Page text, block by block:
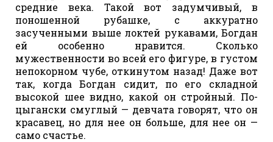
средние века. Такой вот задумчивый, в
поношенной рубашке, с аккуратно
засученными выше локтей рукавами, Богдан
ей особенно нравится. Сколько
мужественности во всей его фигуре, в густом
непокорном чубе, откинутом назад! Даже вот
так, когда Богдан сидит, по его складной
высокой шее видно, какой он стройный. По-
цыгански смуглый — девчата говорят, что он
красавец, но для нее он больше, для нее он —
само счастье.